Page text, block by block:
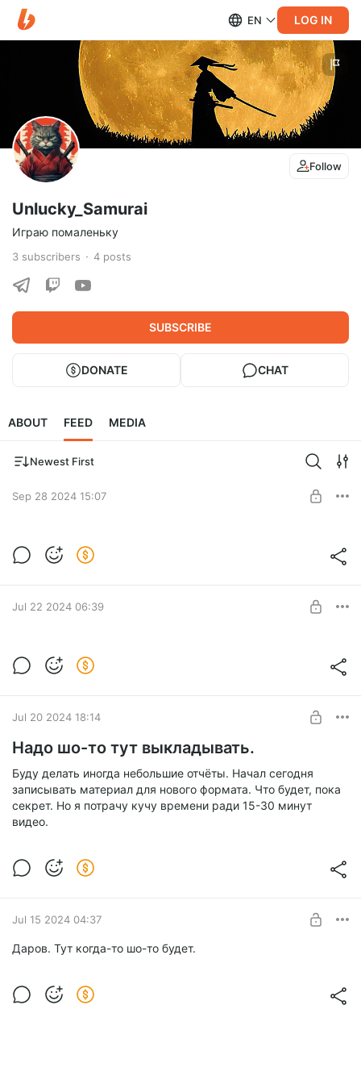
EN LOG IN
Follow
Unlucky_Samurai
Играю помаленьку
3 subscribers 4 posts
SUBSCRIBE
DONATE CHAT
ABOUT FEED MEDIA
Newest First
Sep 28 2024 15:07
подгорело. (SCP-093, SCP-087, SCP-
Jul 22 2024 06:39
искусства
Jul 20 2024 18:14
Надо шо-то тут выкладывать.
Буду делать иногда небольшие отчёты. Начал сегодня
записывать материал для нового формата. Что будет, пока
секрет. Но я потрачу кучу времени ради 15-30 минут
видео.
Jul 15 2024 04:37
Даров. Тут когда-то шо-то будет.